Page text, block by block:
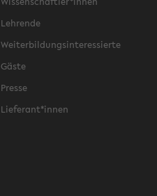
Lehrende
Weiterbildungsinteressierte
Gäste
Presse
Lieferant*innen